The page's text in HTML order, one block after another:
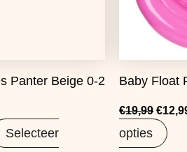
Panter Beige 0-2
Selecteer
Baby Float
€19,99 €
opties